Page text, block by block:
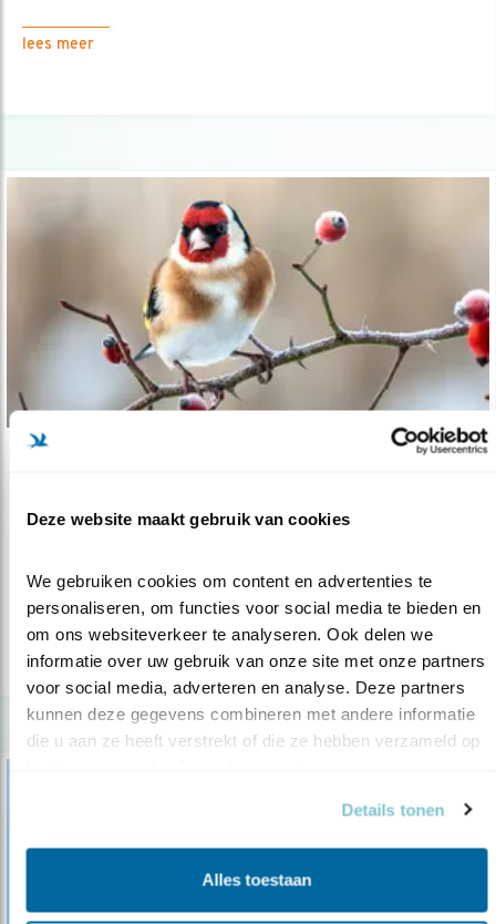
Deze website maakt gebruik van cookies
We gebruiken cookies om content en advertenties te
personaliseren, om functies voor social media te bieden en
om ons websiteverkeer te analyseren. Ook delen we
informatie over uw gebruik van onze site met onze partners
voor social media, adverteren en analyse. Deze partners
kunnen deze gegevens combineren met andere informatie
die u aan ze heeft verstrekt of die ze hebben verzameld op
Details tonen
Alles toestaan
lees meer
wintermaanden.
lees meer